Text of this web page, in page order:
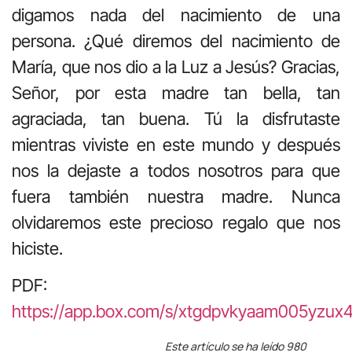
digamos nada del nacimiento de una
persona. ¿Qué diremos del nacimiento de
María, que nos dio a la Luz a Jesús? Gracias,
Señor, por esta madre tan bella, tan
agraciada, tan buena. Tú la disfrutaste
mientras viviste en este mundo y después
nos la dejaste a todos nosotros para que
fuera también nuestra madre. Nunca
olvidaremos este precioso regalo que nos
hiciste.
PDF:
https://app.box.com/s/
Este artículo se ha leído 980